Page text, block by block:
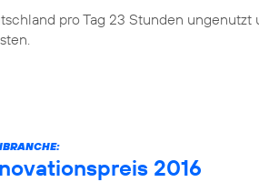
pro Tag 23 Stunden ungenutzt
2016